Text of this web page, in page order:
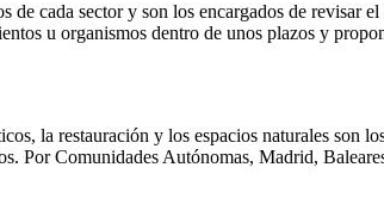
cada sector y son los encargados de revisar
u organismos dentro de unos plazos y
la restauración y los espacios naturales son
Por Comunidades Autónomas, Madrid,